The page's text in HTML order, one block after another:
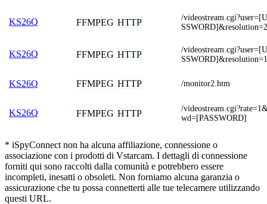
KS26Q FFMPEG HTTP
/
KS26Q FFMPEG HTTP
/
KS26Q FFMPEG HTTP /monitor2.htm
KS26Q FFMPEG HTTP
/
wd=[PASSWORD]
* iSpyConnect non ha alcuna affiliazione, connessione o
associazione con i prodotti di Vstarcam. I dettagli di connessione
forniti qui sono raccolti dalla comunità e potrebbero essere
incompleti, inesatti o obsoleti. Non forniamo alcuna garanzia o
assicurazione che tu possa connetterti alle tue telecamere utilizzando
questi URL.